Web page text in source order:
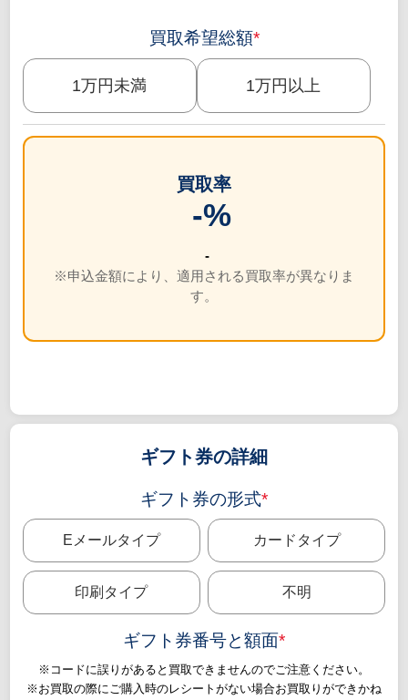
買取希望総額*
1万円未満 1万円以上
買取率
-%
-
※申込金額により、適用される買取率が異なりま
す。
ギフト券の詳細
ギフト券の形式*
Eメールタイプ カードタイプ
印刷タイプ 不明
ギフト券番号と額面*
※コードに誤りがあると買取できませんのでご注意ください。
※お買取の際にご購入時のレシートがない場合お買取りができかね